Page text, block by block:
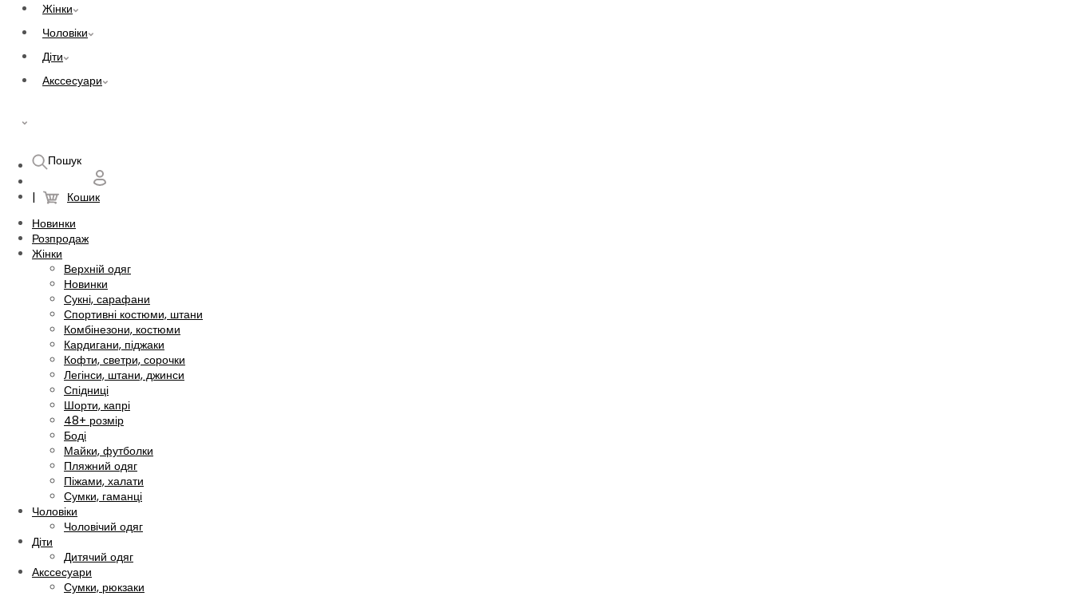
Жінки
Чоловіки
Діти
Акссесуари
Пошук
Кошик
Новинки
Розпродаж
Жінки
Верхній одяг
Новинки
Сукні, сарафани
Спортивні костюми, штани
Комбінезони, костюми
Кардигани, піджаки
Кофти, светри, сорочки
Легінси, штани, джинси
Спідниці
Шорти, капрі
48+ розмір
Боді
Майки, футболки
Пляжний одяг
Піжами, халати
Сумки, гаманці
Чоловіки
Чоловічий одяг
Діти
Дитячий одяг
Акссесуари
Сумки, рюкзаки